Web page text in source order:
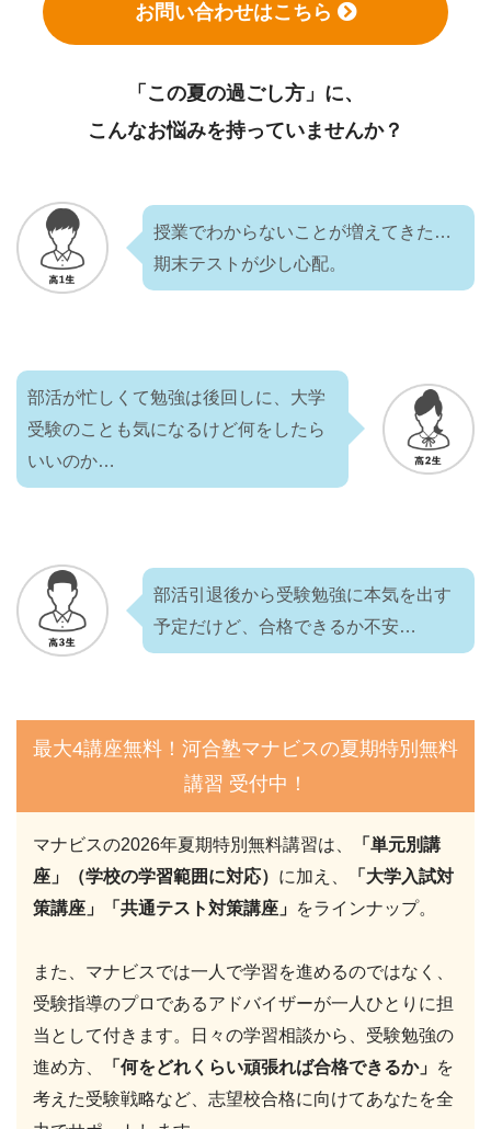
お問い合わせはこちら
「この夏の過ごし方」に、
こんなお悩みを持っていませんか？
授業でわからないことが増えてきた…
期末テストが少し心配。
部活が忙しくて勉強は後回しに、大学
受験のことも気になるけど何をしたら
いいのか…
部活引退後から受験勉強に本気を出す
予定だけど、合格できるか不安…
最大4講座無料！河合塾マナビスの夏期特別無料
講習 受付中！
マナビスの2026年夏期特別無料講習は、
「単元別講
座」（学校の学習範囲に対応） に加え、
「大学入試対
策講座」「共通テスト対策講座」 をラインナップ。
また、マナビスでは一人で学習を進めるのではなく、
受験指導のプロであるアドバイザーが一人ひとりに担
当として付きます。日々の学習相談から、受験勉強の
進め方、
「何をどれくらい頑張れば合格できるか」 を
考えた受験戦略など、志望校合格に向けてあなたを全